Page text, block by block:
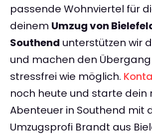
passende Wohnviertel für
deinem Umzug von
Southend unterstützen wir
und machen den
stressfrei wie möglich.
noch heute und starte dein
Abenteuer in Southend mit
Umzugsprofi Brandt aus